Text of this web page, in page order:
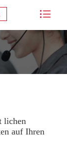

lichen
auf Ihren